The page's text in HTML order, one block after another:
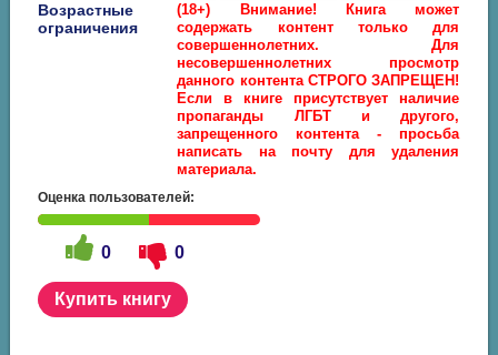
Возрастные
ограничения
(18+) Внимание! Книга может
содержать контент только для
совершеннолетних. Для
несовершеннолетних просмотр
данного контента СТРОГО ЗАПРЕЩЕН!
Если в книге присутствует наличие
пропаганды ЛГБТ и другого,
запрещенного контента - просьба
написать на почту для удаления
материала.
Оценка пользователей:
0 0
Купить книгу